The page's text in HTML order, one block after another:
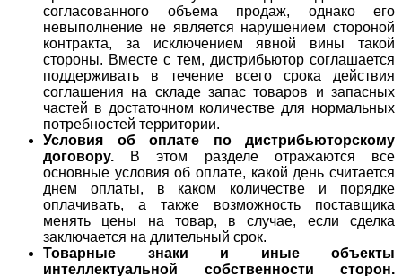
согласованного объема продаж, однако его
невыполнение не является нарушением стороной
контракта, за исключением явной вины такой
стороны. Вместе с тем, дистрибьютор соглашается
поддерживать в течение всего срока действия
соглашения на складе запас товаров и запасных
частей в достаточном количестве для нормальных
потребностей территории.
Условия об оплате по дистрибьюторскому
договору. В этом разделе отражаются все
основные условия об оплате, какой день считается
днем оплаты, в каком количестве и порядке
оплачивать, а также возможность поставщика
менять цены на товар, в случае, если сделка
заключается на длительный срок.
Товарные знаки и иные объекты
интеллектуальной собственности сторон.